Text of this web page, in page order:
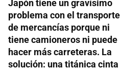
Japón tiene un gravísimo
problema con el transporte
de mercancías porque ni
tiene camioneros ni puede
hacer más carreteras. La
solución: una titánica cinta